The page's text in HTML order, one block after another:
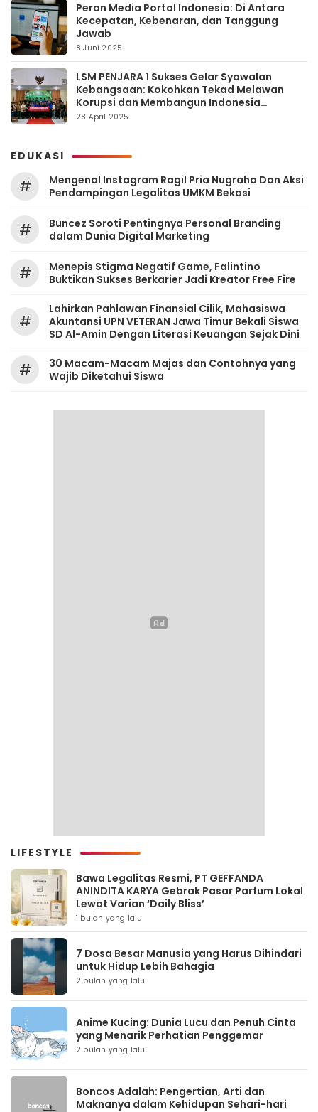
Peran Media Portal Indonesia: Di Antara
Kecepatan, Kebenaran, dan Tanggung
Jawab
8 Juni 2025
LSM PENJARA 1 Sukses Gelar Syawalan
Kebangsaan: Kokohkan Tekad Melawan
Korupsi dan Membangun Indonesia
Berintegritas
28 April 2025
EDUKASI
#
Mengenal Instagram Ragil Pria Nugraha Dan Aksi
Pendampingan Legalitas UMKM Bekasi
#
‎Buncez Soroti Pentingnya Personal Branding
dalam Dunia Digital Marketing
#
Menepis Stigma Negatif Game, Falintino
Buktikan Sukses Berkarier Jadi Kreator Free Fire
#
Lahirkan Pahlawan Finansial Cilik, Mahasiswa
Akuntansi UPN VETERAN Jawa Timur Bekali Siswa
SD Al-Amin Dengan Literasi Keuangan Sejak Dini
#
30 Macam-Macam Majas dan Contohnya yang
Wajib Diketahui Siswa
LIFESTYLE
Bawa Legalitas Resmi, PT GEFFANDA
ANINDITA KARYA Gebrak Pasar Parfum Lokal
Lewat Varian ‘Daily Bliss’
1 bulan yang lalu
7 Dosa Besar Manusia yang Harus Dihindari
untuk Hidup Lebih Bahagia
2 bulan yang lalu
Anime Kucing: Dunia Lucu dan Penuh Cinta
yang Menarik Perhatian Penggemar
2 bulan yang lalu
Boncos Adalah: Pengertian, Arti dan
Maknanya dalam Kehidupan Sehari-hari